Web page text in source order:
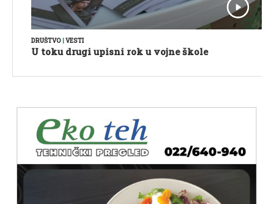
DRUŠTVO VESTI
U toku drugi upisni rok u vojne škole